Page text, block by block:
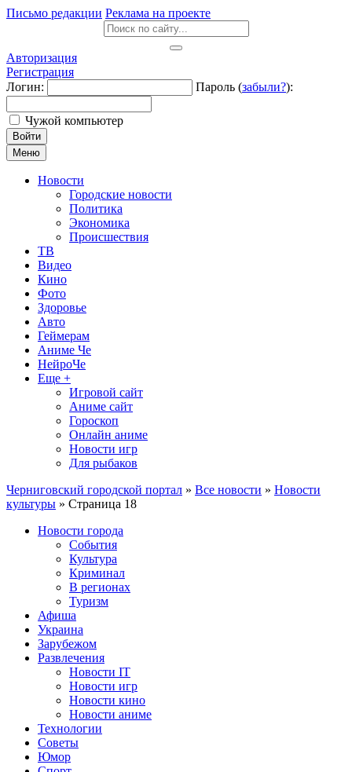
Письмо редакции Реклама на проекте
Авторизация
Регистрация
Логин:
Пароль (забыли?):
Чужой компьютер
Войти
Меню
Новости
Городские новости
Политика
Экономика
Происшествия
ТВ
Видео
Кино
Фото
Здоровье
Авто
Геймерам
Аниме Че
НейроЧе
Еще +
Игровой сайт
Аниме сайт
Гороскоп
Онлайн аниме
Новости игр
Для рыбаков
Черниговский городской портал » Все новости » Новости
культуры » Страница 18
Новости города
События
Культура
Криминал
В регионах
Туризм
Афиша
Украина
Зарубежом
Развлечения
Новости IT
Новости игр
Новости кино
Новости аниме
Технологии
Советы
Юмор